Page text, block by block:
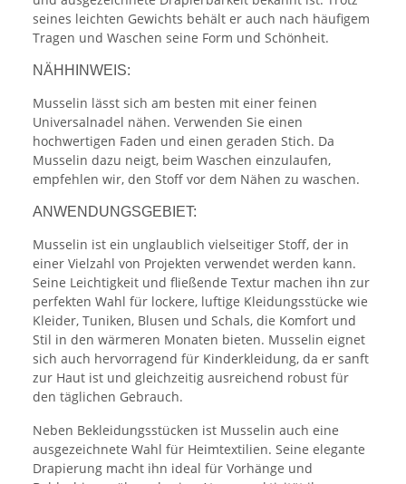
seines leichten Gewichts behält er auch nach häufigem
Tragen und Waschen seine Form und Schönheit.
NÄHHINWEIS:
Musselin lässt sich am besten mit einer feinen
Universalnadel nähen. Verwenden Sie einen
hochwertigen Faden und einen geraden Stich. Da
Musselin dazu neigt, beim Waschen einzulaufen,
empfehlen wir, den Stoff vor dem Nähen zu waschen.
ANWENDUNGSGEBIET:
Musselin ist ein unglaublich vielseitiger Stoff, der in
einer Vielzahl von Projekten verwendet werden kann.
Seine Leichtigkeit und fließende Textur machen ihn zur
perfekten Wahl für lockere, luftige Kleidungsstücke wie
Kleider, Tuniken, Blusen und Schals, die Komfort und
Stil in den wärmeren Monaten bieten. Musselin eignet
sich auch hervorragend für Kinderkleidung, da er sanft
zur Haut ist und gleichzeitig ausreichend robust für
den täglichen Gebrauch.
Neben Bekleidungsstücken ist Musselin auch eine
ausgezeichnete Wahl für Heimtextilien. Seine elegante
Drapierung macht ihn ideal für Vorhänge und